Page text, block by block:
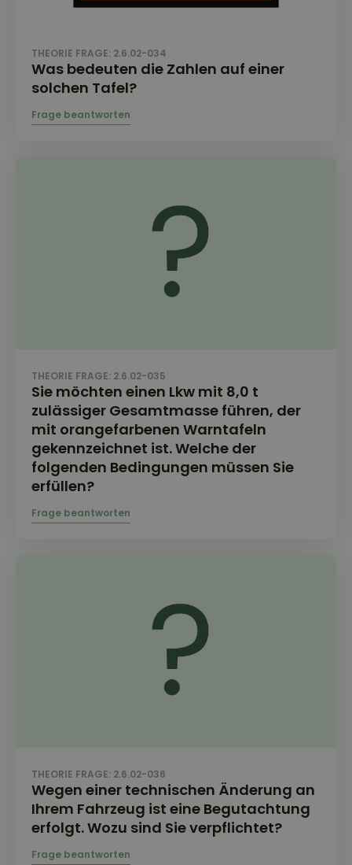
THEORIE FRAGE: 2.6.02-034
Was bedeuten die Zahlen auf einer
solchen Tafel?
THEORIE FRAGE: 2.6.02-035
Sie möchten einen Lkw mit 8,0 t
zulässiger Gesamtmasse führen, der
mit orangefarbenen Warntafeln
gekennzeichnet ist. Welche der
folgenden Bedingungen müssen Sie
erfüllen?
THEORIE FRAGE: 2.6.02-036
Wegen einer technischen Änderung an
Ihrem Fahrzeug ist eine Begutachtung
erfolgt. Wozu sind Sie verpflichtet?